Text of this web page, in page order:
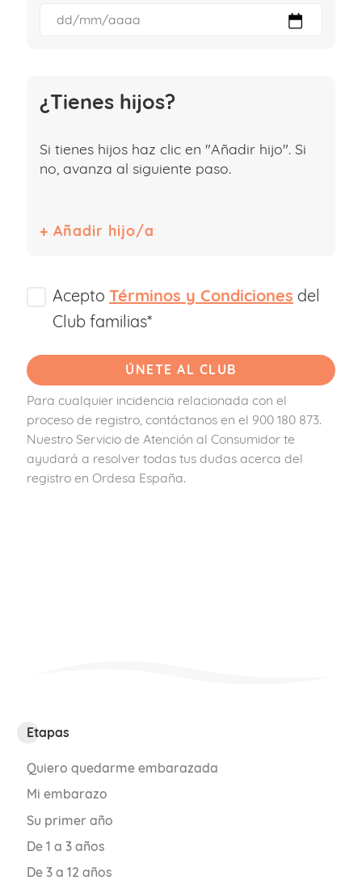
¿Tienes hijos?
Si tienes hijos haz clic en "Añadir hijo". Si
no, avanza al siguiente paso.
Acepto Términos y Condiciones del
Club familias*
Para cualquier incidencia relacionada con el
proceso de registro, contáctanos en el 900 180 873.
Nuestro Servicio de Atención al Consumidor te
ayudará a resolver todas tus dudas acerca del
registro en Ordesa España.
Etapas
Quiero quedarme embarazada
Mi embarazo
Su primer año
De 1 a 3 años
De 3 a 12 años